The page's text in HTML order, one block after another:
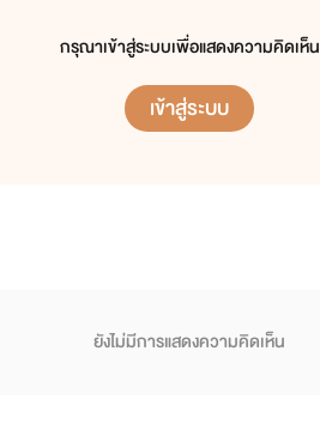
กรุณาเข้าสู่ระบบเพื่อแสดงความคิดเห็น
เข้าสู่ระบบ
ยังไม่มีการแสดงความคิดเห็น